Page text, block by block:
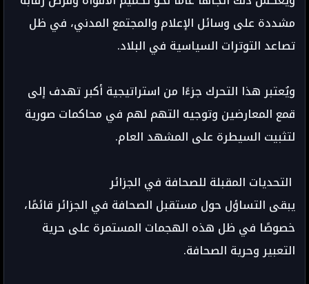
مشددة على وسائل الإعلام والمجتمع المدني، في ظل
تصاعد التوترات السياسية في البلاد.
ويُعتبر هذا التحرك جزءًا من استراتيجية أكبر تهدف إلى
قمع المعارضين وتوجيه التهم لهم في محاكمات صورية
لتثبيت السيطرة على المشهد العام.
التحديات المقبلة للصحافة في الجزائر
يبقى التساؤل حول مستقبل الصحافة في الجزائر قائمًا،
خصوصًا في ظل هذه الهجمات المستمرة على حرية
التعبير وحرية الصحافة.